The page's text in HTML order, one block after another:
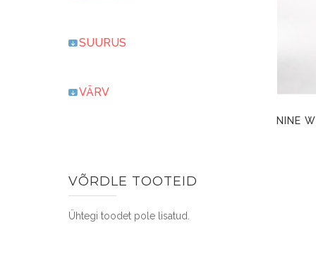
SUURUS
VÄRV
VÕRDLE TOOTEID
Ühtegi toodet pole lisatud.